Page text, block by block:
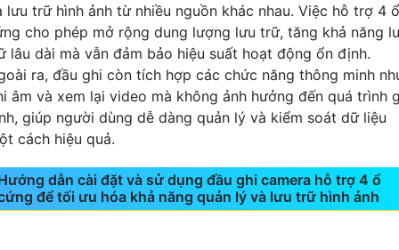
lưu trữ hình ảnh từ nhiều nguồn khác nhau. Việc hỗ trợ 4 ổ
cho phép mở rộng dung lượng lưu trữ, tăng khả năng
lâu dài mà vẫn đảm bảo hiệu suất hoạt động ổn định.
ra, đầu ghi còn tích hợp các chức năng thông minh
âm và xem lại video mà không ảnh hưởng đến quá trình
giúp người dùng dễ dàng quản lý và kiểm soát dữ liệu
cách hiệu quả.
dẫn cài đặt và sử dụng đầu ghi camera hỗ trợ 4 ổ
để tối ưu hóa khả năng quản lý và lưu trữ hình ảnh